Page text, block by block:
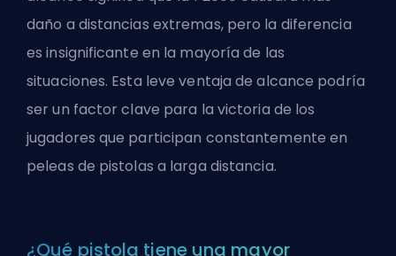
daño a distancias extremas, pero la diferencia
es insignificante en la mayoría de las
situaciones. Esta leve ventaja de alcance podría
ser un factor clave para la victoria de los
jugadores que participan constantemente en
peleas de pistolas a larga distancia.
¿Qué pistola tiene una mayor